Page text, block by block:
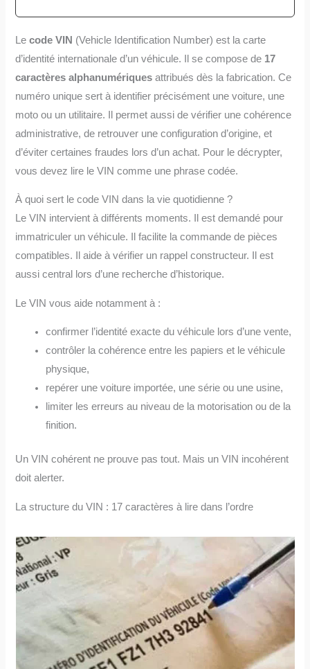
Lecode VIN (Vehicle Identification Number) est la carte
d’identité internationale d’un véhicule. Il se compose de 17
caractères alphanumériques attribués dès la fabrication. Ce
numéro unique sert à identifier précisément une voiture, une
moto ou un utilitaire. Il permet aussi de vérifier une cohérence
administrative, de retrouver une configuration d’origine, et
d’éviter certaines fraudes lors d’un achat. Pour le décrypter,
vous devez lire le VIN comme une phrase codée.
À quoi sert le code VIN dans la vie quotidienne ?
Le VIN intervient à différents moments. Il est demandé pour
immatriculer un véhicule. Il facilite la commande de pièces
compatibles. Il aide à vérifier un rappel constructeur. Il est
aussi central lors d’une recherche d’historique.
Le VIN vous aide notamment à :
confirmer l’identité exacte du véhicule lors d’une vente,
contrôler la cohérence entre les papiers et le véhicule
physique,
repérer une voiture importée, une série ou une usine,
limiter les erreurs au niveau de la motorisation ou de la
finition.
Un VIN cohérent ne prouve pas tout. Mais un VIN incohérent
doit alerter.
La structure du VIN : 17 caractères à lire dans l’ordre